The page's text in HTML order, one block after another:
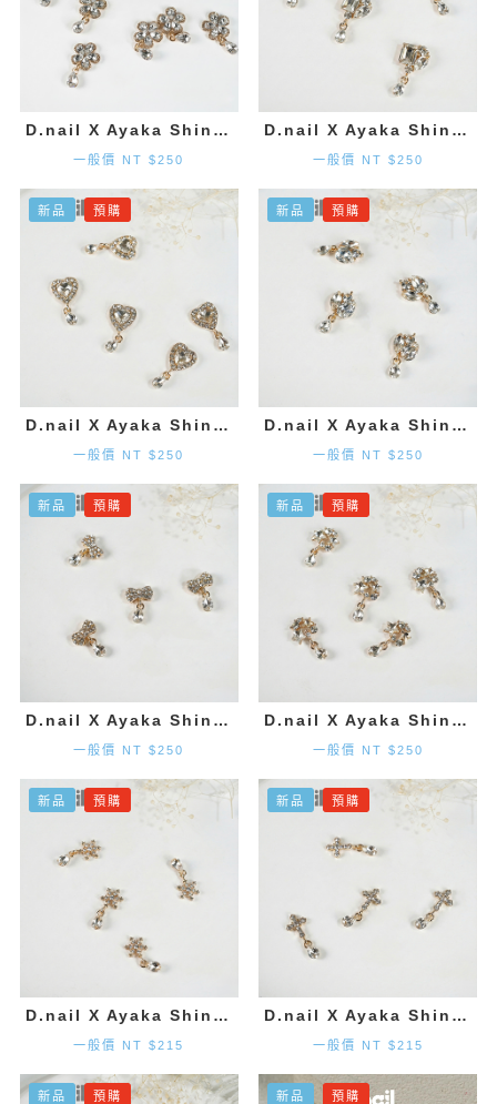
D.nail X Ayaka Shinohara 花朵墜飾-金色 (2入)
一般價 NT $250
D.nail X Ayaka Shinohara 造型墜飾-金色 (2入)
一般價 NT $250
新品 預購
D.nail X Ayaka Shinohara 愛心墜飾-金色 (2入)
一般價 NT $250
新品 預購
D.nail X Ayaka Shinohara 造型墜飾-金色 (2入)
一般價 NT $250
新品 預購
D.nail X Ayaka Shinohara 領結墜飾-金色 (2入)
一般價 NT $250
新品 預購
D.nail X Ayaka Shinohara 星星墜飾-金色 (2入)
一般價 NT $250
新品 預購
D.nail X Ayaka Shinohara 雪花墜飾-金色 (2入)
一般價 NT $215
新品 預購
D.nail X Ayaka Shinohara 十字墜飾-金色 (2入)
一般價 NT $215
新品 預購 新品 預購